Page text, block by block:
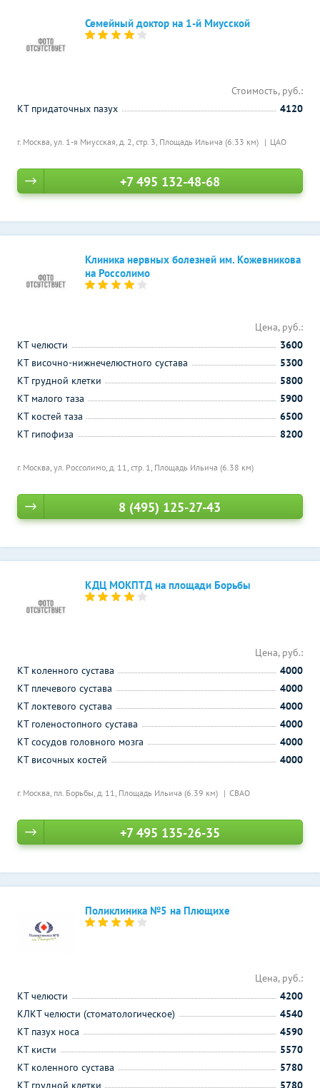
Семейный доктор на 1-й Миусской
г. Москва, ул. 1-я Миусская, д. 2, стр. 3, Площадь Ильича (6.33 км) ЦАО
Стоимость, руб.:
КТ придаточных пазух
4120
+7 495 132-48-68
Клиника нервных болезней им. Кожевникова
на Россолимо
г. Москва, ул. Россолимо, д. 11, стр. 1, Площадь Ильича (6.38 км)
Цена, руб.:
КТ челюсти
3600
КТ височно-нижнечелюстного сустава
5300
КТ грудной клетки
5800
КТ малого таза
5900
КТ костей таза
6500
КТ гипофиза
8200
8 (495) 125-27-43
КДЦ МОКПТД на площади Борьбы
г. Москва, пл. Борьбы, д. 11, Площадь Ильича (6.39 км) СВАО
Цена, руб.:
КТ коленного сустава
4000
КТ плечевого сустава
4000
КТ локтевого сустава
4000
КТ голеностопного сустава
4000
КТ сосудов головного мозга
4000
КТ височных костей
4000
+7 495 135-26-35
Поликлиника №5 на Плющихе
Цена, руб.:
КТ челюсти
4200
КЛКТ челюсти (стоматологическое)
4540
КТ пазух носа
4590
КТ кисти
5570
КТ коленного сустава
5780
КТ грудной клетки
5780